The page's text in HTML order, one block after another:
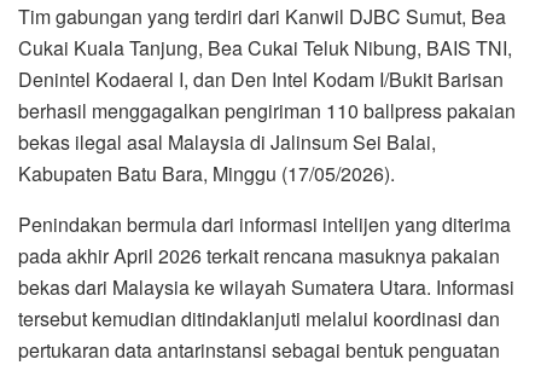
Tim gabungan yang terdiri dari Kanwil DJBC Sumut, Bea
Cukai Kuala Tanjung, Bea Cukai Teluk Nibung, BAIS TNI,
Denintel Kodaeral I, dan Den Intel Kodam I/Bukit Barisan
berhasil menggagalkan pengiriman 110 ballpress pakaian
bekas ilegal asal Malaysia di Jalinsum Sei Balai,
Kabupaten Batu Bara, Minggu (17/05/2026).
Penindakan bermula dari informasi intelijen yang diterima
pada akhir April 2026 terkait rencana masuknya pakaian
bekas dari Malaysia ke wilayah Sumatera Utara. Informasi
tersebut kemudian ditindaklanjuti melalui koordinasi dan
pertukaran data antarinstansi sebagai bentuk penguatan